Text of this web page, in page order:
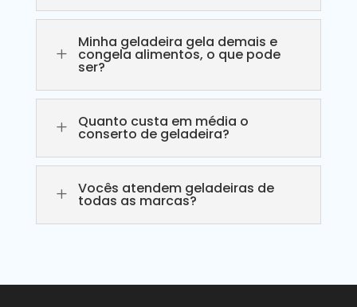
L
Minha geladeira gela demais e
congela alimentos, o que pode
ser?
L Quanto custa em média o
conserto de geladeira?
L Vocês atendem geladeiras de
todas as marcas?